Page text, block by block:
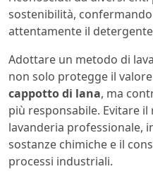
sostenibilità,
attentamente il
Adottare un metodo di
non solo protegge il
cappotto di lana, ma
più responsabile. Evitare
lavanderia professionale,
sostanze chimiche e il
processi industriali.